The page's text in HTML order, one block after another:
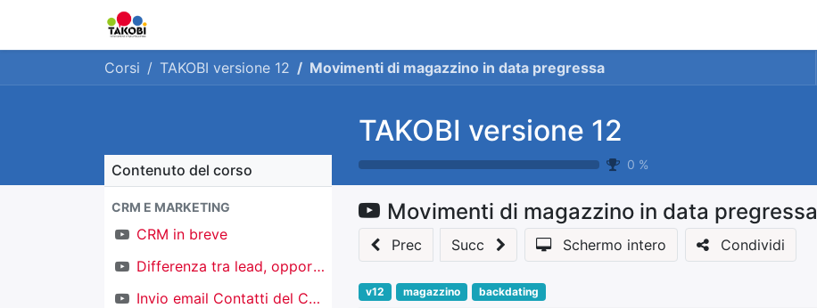
Corsi TAKOBI versione 12 Movimenti di magazzino in data pregressa
TAKOBI versione 12
0 %
Contenuto del corso
CRM E MARKETING
CRM in breve
Differenza tra lead, opportunità e contatti
Invio email Contatti del CRM
Movimenti di magazzino in data pregressa
Prec Succ Schermo intero Condividi
v12 magazzino backdating